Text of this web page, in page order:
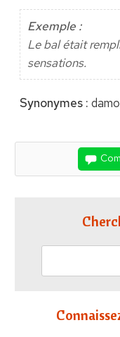
Exemple :
Le bal était
sensations.
Synonymes :